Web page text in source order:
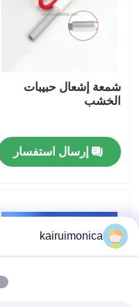
عرض الواقع الافتراضي
معلومات عنا
رقابة جودة
اتصل بنا
أخبار
شمعة إشعال حبيبات
الخشب
إرسال استفسار
kairuimonica